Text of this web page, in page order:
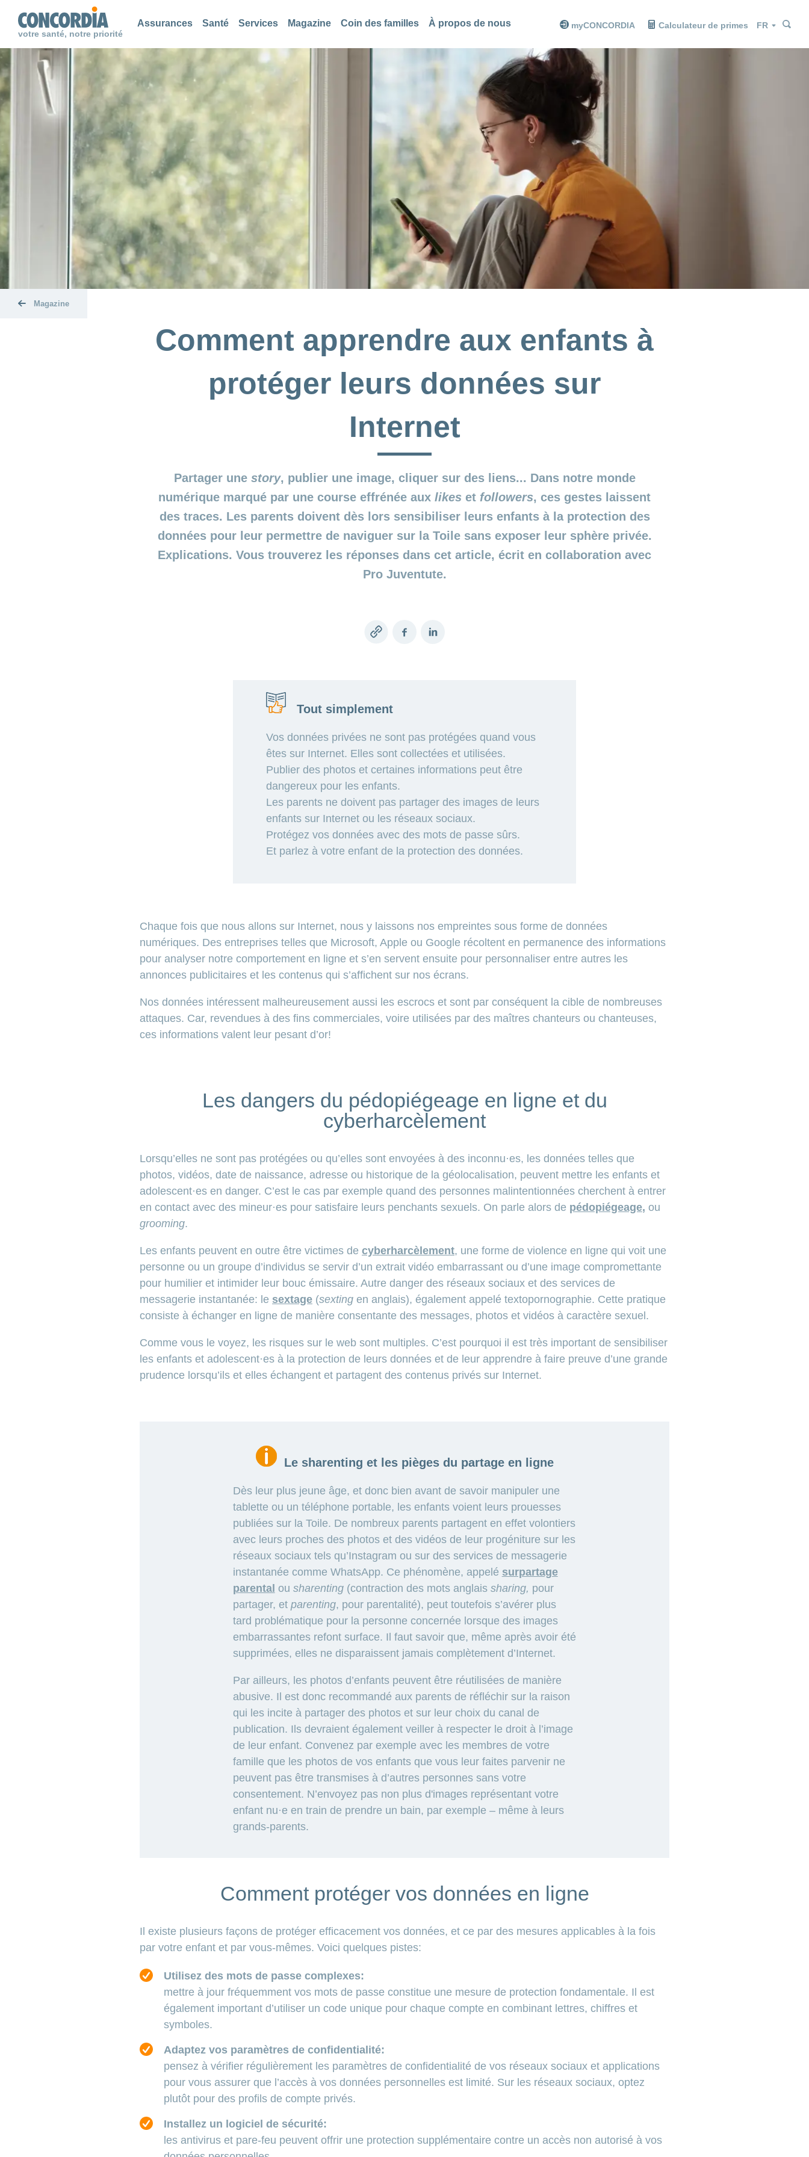
votre santé, notre priorité
Assurances Santé Services Magazine Coin des familles À propos de nous myCONCORDIA Calculateur de primes Langue
Chercher
Chercher
Chercher
Magazine
Comment apprendre aux enfants à
protéger leurs données sur
Internet
Partager une story, publier une image, cliquer sur des liens... Dans notre monde
numérique marqué par une course effrénée aux likes et followers, ces gestes laissent
des traces. Les parents doivent dès lors sensibiliser leurs enfants à la protection des
données pour leur permettre de naviguer sur la Toile sans exposer leur sphère privée.
Explications. Vous trouverez les réponses dans cet article, écrit en collaboration avec
Pro Juventute.
Copy
FacebookLinkedIn
Tout simplement
Vos données privées ne sont pas protégées quand vous
êtes sur Internet. Elles sont collectées et utilisées.
Publier des photos et certaines informations peut être
dangereux pour les enfants.
Les parents ne doivent pas partager des images de leurs
enfants sur Internet ou les réseaux sociaux.
Protégez vos données avec des mots de passe sûrs.
Et parlez à votre enfant de la protection des données.
Chaque fois que nous allons sur Internet, nous y laissons nos empreintes sous forme de données
numériques. Des entreprises telles que Microsoft, Apple ou Google récoltent en permanence des informations
pour analyser notre comportement en ligne et s’en servent ensuite pour personnaliser entre autres les
annonces publicitaires et les contenus qui s’affichent sur nos écrans.
Nos données intéressent malheureusement aussi les escrocs et sont par conséquent la cible de nombreuses
attaques. Car, revendues à des fins commerciales, voire utilisées par des maîtres chanteurs ou chanteuses,
ces informations valent leur pesant d’or!
Les dangers du pédopiégeage en ligne et du
cyberharcèlement
Lorsqu’elles ne sont pas protégées ou qu’elles sont envoyées à des inconnu·es, les données telles que
photos, vidéos, date de naissance, adresse ou historique de la géolocalisation, peuvent mettre les enfants et
adolescent·es en danger. C’est le cas par exemple quand des personnes malintentionnées cherchent à entrer
en contact avec des mineur·es pour satisfaire leurs penchants sexuels. On parle alors de pédopiégeage, ou
grooming.
Les enfants peuvent en outre être victimes de cyberharcèlement, une forme de violence en ligne qui voit une
personne ou un groupe d’individus se servir d’un extrait vidéo embarrassant ou d’une image compromettante
pour humilier et intimider leur bouc émissaire. Autre danger des réseaux sociaux et des services de
messagerie instantanée: le sextage (sexting en anglais), également appelé textopornographie. Cette pratique
consiste à échanger en ligne de manière consentante des messages, photos et vidéos à caractère sexuel.
Comme vous le voyez, les risques sur le web sont multiples. C’est pourquoi il est très important de sensibiliser
les enfants et adolescent·es à la protection de leurs données et de leur apprendre à faire preuve d’une grande
prudence lorsqu’ils et elles échangent et partagent des contenus privés sur Internet.
Le sharenting et les pièges du partage en ligne
Dès leur plus jeune âge, et donc bien avant de savoir manipuler une
tablette ou un téléphone portable, les enfants voient leurs prouesses
publiées sur la Toile. De nombreux parents partagent en effet volontiers
avec leurs proches des photos et des vidéos de leur progéniture sur les
réseaux sociaux tels qu’Instagram ou sur des services de messagerie
instantanée comme WhatsApp. Ce phénomène, appelé surpartage
parental ou sharenting(contraction des mots anglais sharing, pour
partager, et parenting, pour parentalité), peut toutefois s’avérer plus
tard problématique pour la personne concernée lorsque des images
embarrassantes refont surface. Il faut savoir que, même après avoir été
supprimées, elles ne disparaissent jamais complètement d’Internet.
Par ailleurs, les photos d’enfants peuvent être réutilisées de manière
abusive. Il est donc recommandé aux parents de réfléchir sur la raison
qui les incite à partager des photos et sur leur choix du canal de
publication. Ils devraient également veiller à respecter le droit à l’image
de leur enfant. Convenez par exemple avec les membres de votre
famille que les photos de vos enfants que vous leur faites parvenir ne
peuvent pas être transmises à d’autres personnes sans votre
consentement. N’envoyez pas non plus d'images représentant votre
enfant nu·e en train de prendre un bain, par exemple – même à leurs
grands-parents.
Comment protéger vos données en ligne
Il existe plusieurs façons de protéger efficacement vos données, et ce par des mesures applicables à la fois
par votre enfant et par vous-mêmes. Voici quelques pistes:
Utilisez des mots de passe complexes:
mettre à jour fréquemment vos mots de passe constitue une mesure de protection fondamentale. Il est
également important d’utiliser un code unique pour chaque compte en combinant lettres, chiffres et
symboles.
Adaptez vos paramètres de confidentialité:
pensez à vérifier régulièrement les paramètres de confidentialité de vos réseaux sociaux et applications
pour vous assurer que l’accès à vos données personnelles est limité. Sur les réseaux sociaux, optez
plutôt pour des profils de compte privés.
Installez un logiciel de sécurité:
les antivirus et pare-feu peuvent offrir une protection supplémentaire contre un accès non autorisé à vos